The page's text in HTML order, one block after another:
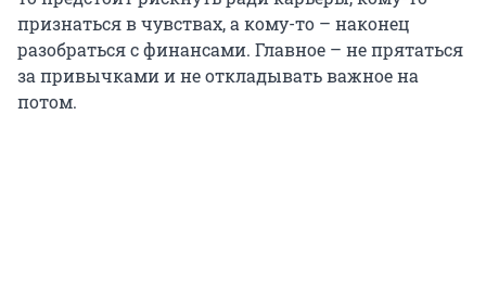
признаться в чувствах, а кому-то – наконец
разобраться с финансами. Главное – не прятаться
за привычками и не откладывать важное на
потом.